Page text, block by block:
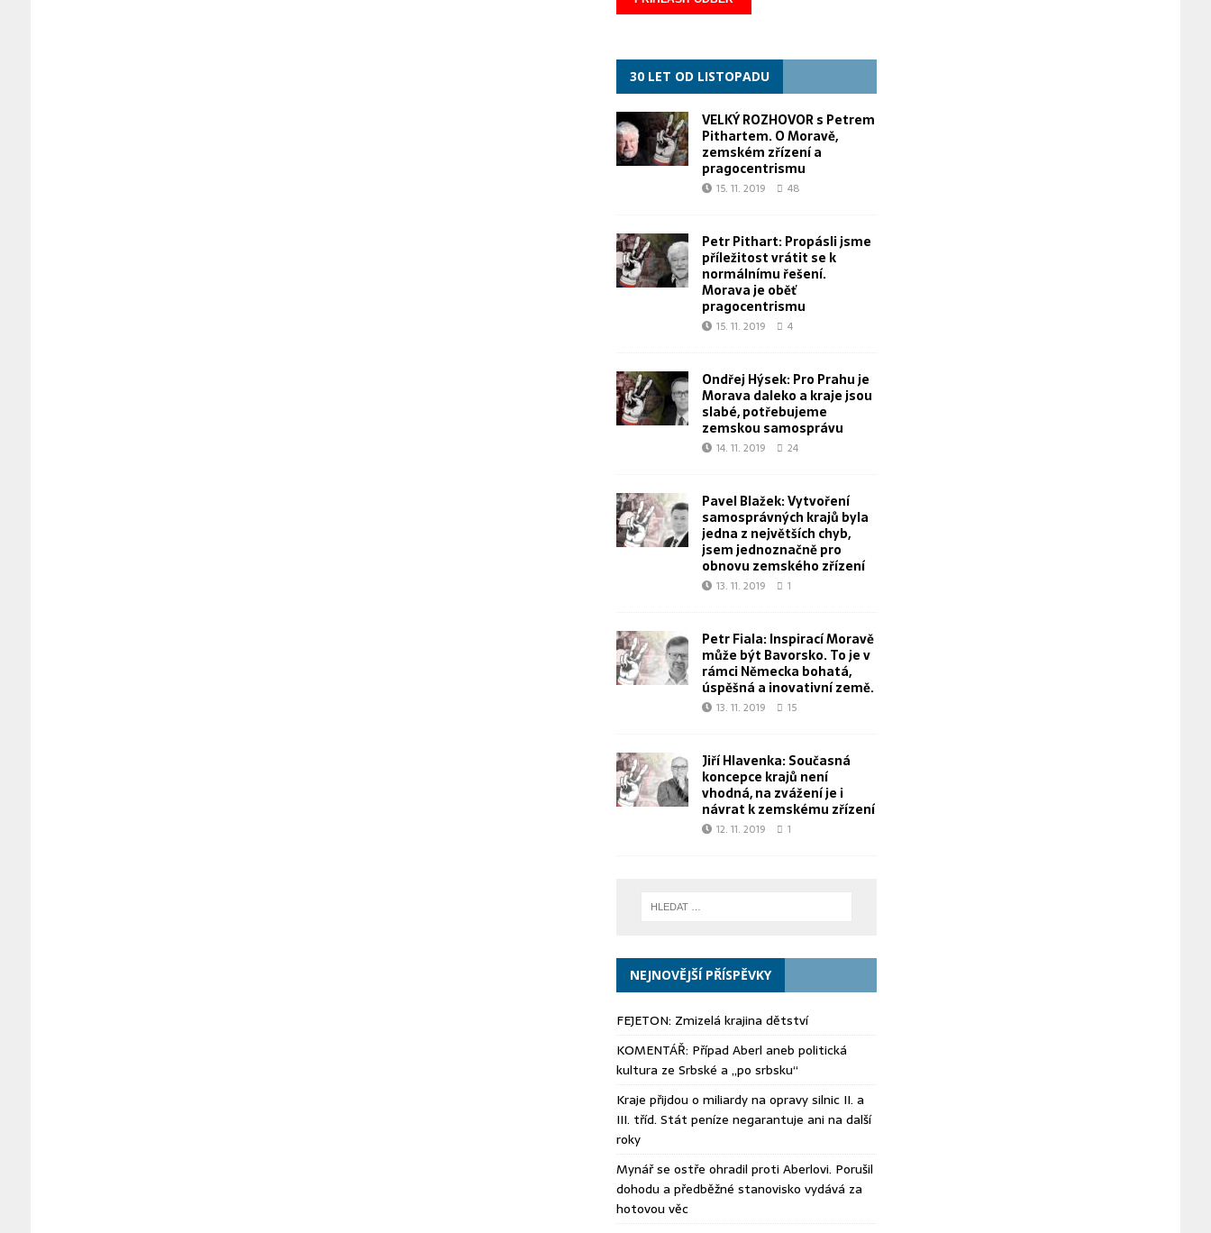
30 LET OD LISTOPADU
VELKÝ ROZHOVOR s Petrem
Pithartem. O Moravě,
zemském zřízení a
pragocentrismu
15. 11. 2019 48
Petr Pithart: Propásli jsme
příležitost vrátit se k
normálnímu řešení.
Morava je oběť
pragocentrismu
15. 11. 2019 4
Ondřej Hýsek: Pro Prahu je
Morava daleko a kraje jsou
slabé, potřebujeme
zemskou samosprávu
14. 11. 2019 24
Pavel Blažek: Vytvoření
samosprávných krajů byla
jedna z největších chyb,
jsem jednoznačně pro
obnovu zemského zřízení
13. 11. 2019 1
Petr Fiala: Inspirací Moravě
může být Bavorsko. To je v
rámci Německa bohatá,
úspěšná a inovativní země.
13. 11. 2019 15
Jiří Hlavenka: Současná
koncepce krajů není
vhodná, na zvážení je i
návrat k zemskému zřízení
12. 11. 2019 1
NEJNOVĚJŠÍ PŘÍSPĚVKY
FEJETON: Zmizelá krajina dětství
KOMENTÁŘ: Případ Aberl aneb politická
kultura ze Srbské a „po srbsku“
Kraje přijdou o miliardy na opravy silnic II. a
III. tříd. Stát peníze negarantuje ani na další
roky
Mynář se ostře ohradil proti Aberlovi. Porušil
dohodu a předběžné stanovisko vydává za
hotovou věc